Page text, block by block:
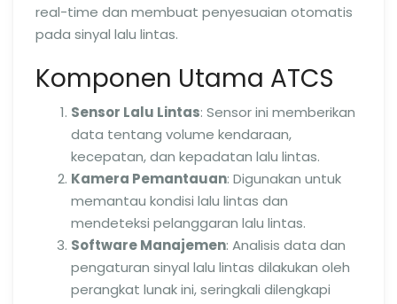
real-time dan membuat penyesuaian otomatis
pada sinyal lalu lintas.
Komponen Utama ATCS
Sensor Lalu Lintas: Sensor ini memberikan
data tentang volume kendaraan,
kecepatan, dan kepadatan lalu lintas.
Kamera Pemantauan: Digunakan untuk
memantau kondisi lalu lintas dan
mendeteksi pelanggaran lalu lintas.
Software Manajemen: Analisis data dan
pengaturan sinyal lalu lintas dilakukan oleh
perangkat lunak ini, seringkali dilengkapi